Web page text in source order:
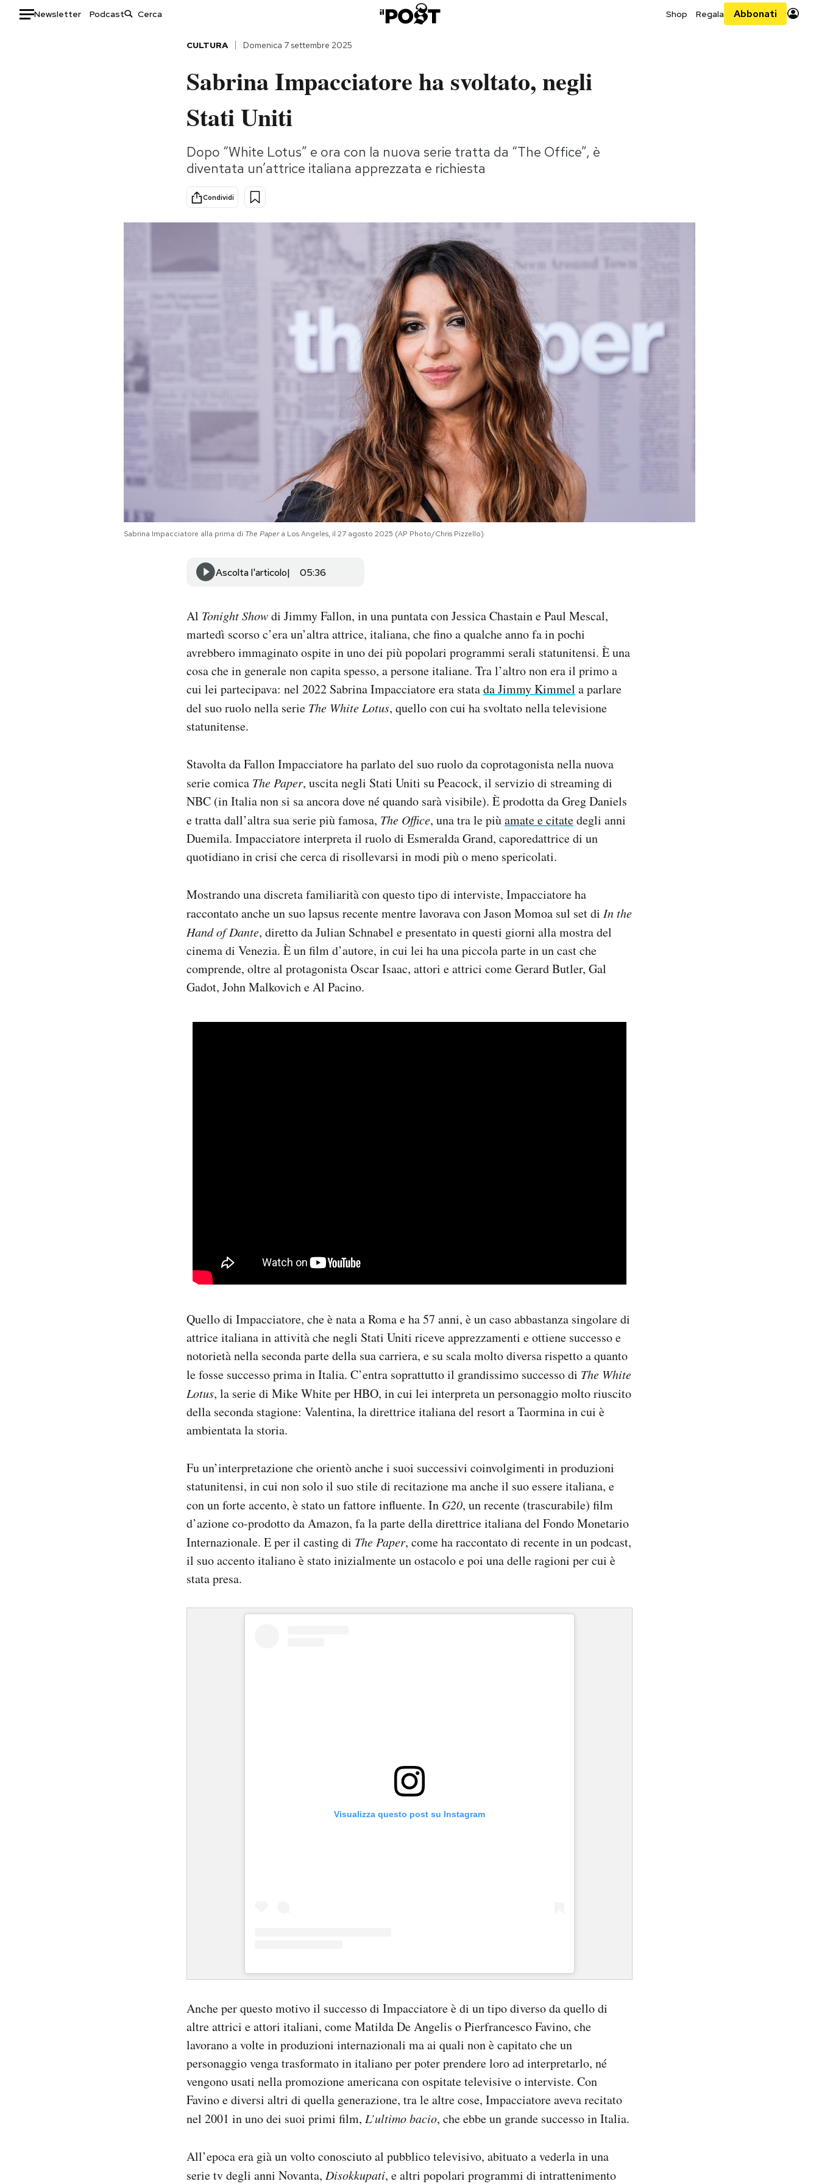
Newsletter Podcast Shop Regala Abbonati
Storie/Idee
Ok Boomer!
Altrecose
CULTURA Domenica 7 settembre 2025
Sabrina Impacciatore ha svoltato, negli
Stati Uniti
Dopo “White Lotus” e ora con la nuova serie tratta da “The Office”, è
diventata un’attrice italiana apprezzata e richiesta
Condividi
Sabrina Impacciatore alla prima di The Papera Los Angeles, il 27 agosto 2025 (AP Photo/Chris Pizzello)
Ascolta l'articolo 05:36
Al Tonight Showdi Jimmy Fallon, in una puntata con Jessica Chastain e Paul Mescal,
martedì scorso c’era un’altra attrice, italiana, che fino a qualche anno fa in pochi
avrebbero immaginato ospite in uno dei più popolari programmi serali statunitensi. È una
cosa che in generale non capita spesso, a persone italiane. Tra l’altro non era il primo a
cui lei partecipava: nel 2022 Sabrina Impacciatore era statada Jimmy Kimmel a parlare
del suo ruolo nella serie The White Lotus, quello con cui ha svoltato nella televisione
statunitense.
Stavolta da Fallon Impacciatore ha parlato del suo ruolo da coprotagonista nella nuova
serie comica The Paper, uscita negli Stati Uniti su Peacock, il servizio di streaming di
NBC (in Italia non si sa ancora dove né quando sarà visibile). È prodotta da Greg Daniels
e tratta dall’altra sua serie più famosa, The Office, una tra le piùamate e citatedegli anni
Duemila. Impacciatore interpreta il ruolo di Esmeralda Grand, caporedattrice di un
quotidiano in crisi che cerca di risollevarsi in modi più o meno spericolati.
Mostrando una discreta familiarità con questo tipo di interviste, Impacciatore ha
raccontato anche un suo lapsus recente mentre lavorava con Jason Momoa sul set di In the
Hand of Dante, diretto da Julian Schnabel e presentato in questi giorni alla mostra del
cinema di Venezia. È un film d’autore, in cui lei ha una piccola parte in un cast che
comprende, oltre al protagonista Oscar Isaac, attori e attrici come Gerard Butler, Gal
Gadot, John Malkovich e Al Pacino.
Quello di Impacciatore, che è nata a Roma e ha 57 anni, è un caso abbastanza singolare di
attrice italiana in attività che negli Stati Uniti riceve apprezzamenti e ottiene successo e
notorietà nella seconda parte della sua carriera, e su scala molto diversa rispetto a quanto
le fosse successo prima in Italia. C’entra soprattutto il grandissimo successo di The White
Lotus, la serie di Mike White per HBO, in cui lei interpreta un personaggio molto riuscito
della seconda stagione: Valentina, la direttrice italiana del resort a Taormina in cui è
ambientata la storia.
Fu un’interpretazione che orientò anche i suoi successivi coinvolgimenti in produzioni
statunitensi, in cui non solo il suo stile di recitazione ma anche il suo essere italiana, e
con un forte accento, è stato un fattore influente. In G20, un recente (trascurabile) film
d’azione co-prodotto da Amazon, fa la parte della direttrice italiana del Fondo Monetario
Internazionale. E per il casting di The Paper, come ha raccontato di recente in un podcast,
il suo accento italiano è stato inizialmente un ostacolo e poi una delle ragioni per cui è
stata presa.
Visualizza questo post su Instagram
Anche per questo motivo il successo di Impacciatore è di un tipo diverso da quello di
altre attrici e attori italiani, come Matilda De Angelis o Pierfrancesco Favino, che
lavorano a volte in produzioni internazionali ma ai quali non è capitato che un
personaggio venga trasformato in italiano per poter prendere loro ad interpretarlo, né
vengono usati nella promozione americana con ospitate televisive o interviste. Con
Favino e diversi altri di quella generazione, tra le altre cose, Impacciatore aveva recitato
nel 2001 in uno dei suoi primi film, L’ultimo bacio, che ebbe un grande successo in Italia.
All’epoca era già un volto conosciuto al pubblico televisivo, abituato a vederla in una
serie tv degli anni Novanta, Disokkupati, e altri popolari programmi di intrattenimento